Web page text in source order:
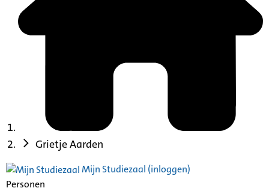
Grietje Aarden
Mijn Studiezaal (inloggen)
Personen